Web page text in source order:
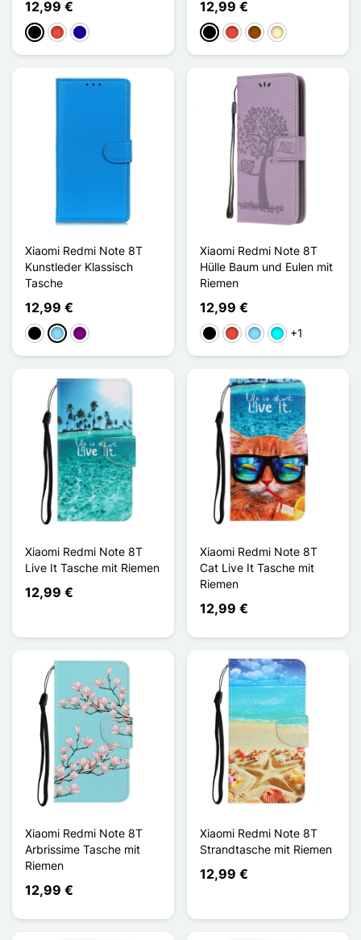
12,99 €
Schwarz
Rot Dunkelblau
12,99 €
Schwarz
Rot BraunGolden
Xiaomi Redmi Note 8T
Kunstleder Klassisch
Tasche
12,99 €
Schwarz
Hellblau
Violett
Xiaomi Redmi Note 8T
Hülle Baum und Eulen mit
Riemen
12,99 €
Schwarz
Rot Hellblau
Cyan+1
Xiaomi Redmi Note 8T
Live It Tasche mit Riemen
12,99 €
Xiaomi Redmi Note 8T
Cat Live It Tasche mit
Riemen
12,99 €
Xiaomi Redmi Note 8T
Arbrissime Tasche mit
Riemen
12,99 €
Xiaomi Redmi Note 8T
Strandtasche mit Riemen
12,99 €